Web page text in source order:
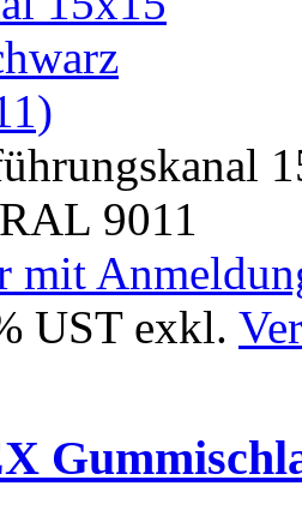
9011
mit
UST exkl.